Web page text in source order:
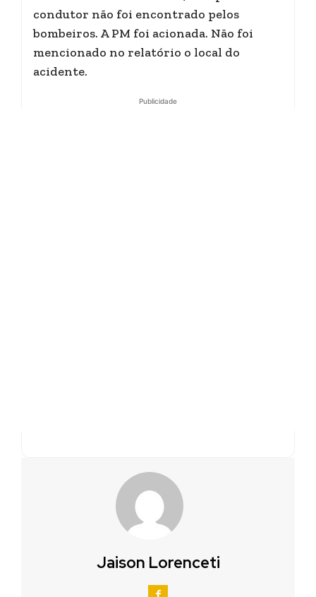
condutor não foi encontrado pelos
bombeiros. A PM foi acionada. Não foi
mencionado no relatório o local do
acidente.
Publicidade
Jaison Lorenceti